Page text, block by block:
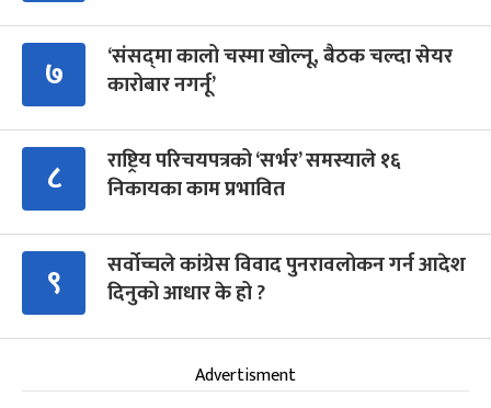
७
‘संसद्‍मा कालो चस्मा खोल्नू, बैठक चल्दा सेयर
कारोबार नगर्नू’
८
राष्ट्रिय परिचयपत्रको ‘सर्भर’ समस्याले १६
निकायका काम प्रभावित
९
सर्वोच्चले कांग्रेस विवाद पुनरावलोकन गर्न आदेश
दिनुको आधार के हो ?
Advertisment